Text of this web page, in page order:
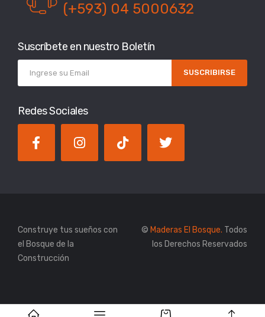
(+593) 04 5000632
Suscríbete en nuestro Boletín
SUSCRIBIRSE
Redes Sociales
Construye tus sueños con
el Bosque de la
Construcción
© Maderas El Bosque. Todos
los Derechos Reservados